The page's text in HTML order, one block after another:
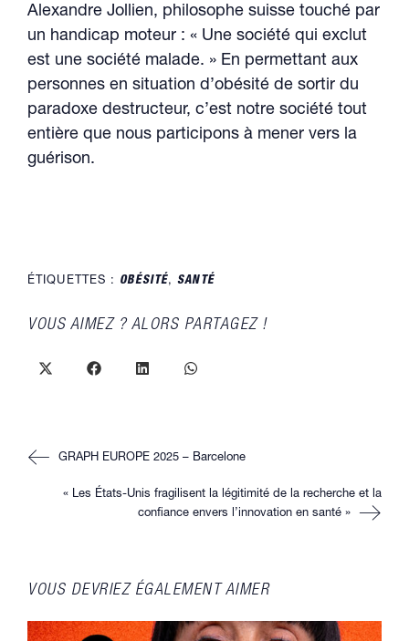
Alexandre Jollien, philosophe suisse touché par
un handicap moteur : « Une société qui exclut
est une société malade. » En permettant aux
personnes en situation d’obésité de sortir du
paradoxe destructeur, c’est notre société tout
entière que nous participons à mener vers la
guérison.
ÉTIQUETTES : OBÉSITÉ, SANTÉ
VOUS AIMEZ ? ALORS PARTAGEZ !PARTAGER
Ouvrir
Ouvrir
Ouvrir
Ouvrir
Read
more
GRAPH EUROPE 2025 – Barcelone
« Les États-Unis fragilisent la légitimité de la recherche et la
confiance envers l’innovation en santé »
VOUS DEVRIEZ ÉGALEMENT AIMER